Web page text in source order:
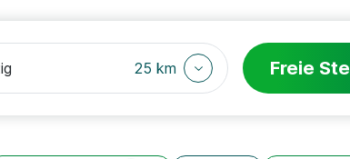
25 km Freie